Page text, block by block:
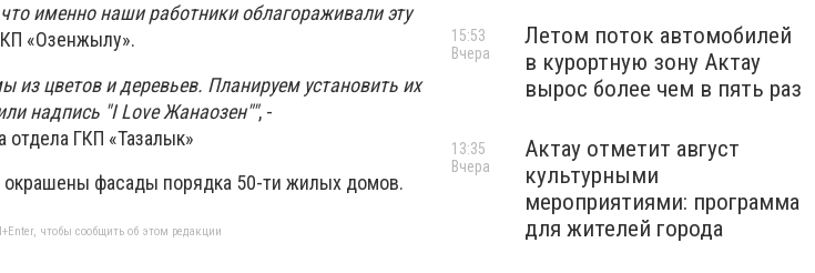
именно наши работники облагораживали эту
«Озенжылу».
цветов и деревьев. Планируем установить их
надпись "I Love Жанаозен"", -
отдела ГКП «Тазалык»
окрашены фасады порядка 50-ти жилых домов.
чтобы сообщить об этом редакции
Летом поток автомобилей
в курортную зону Актау
вырос более чем в пять раз
15:53
Вчера
Актау отметит август
культурными
мероприятиями: программа
для жителей города
13:35
Вчера